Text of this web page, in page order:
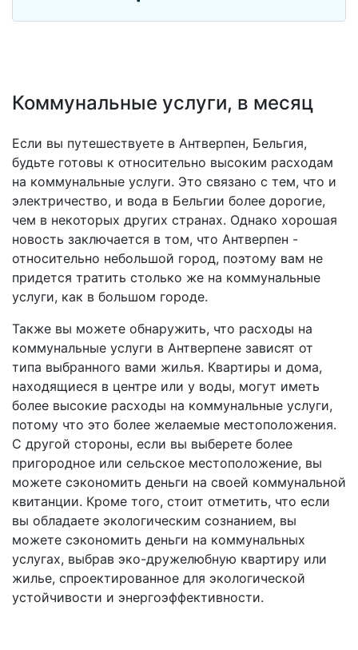
Коммунальные услуги, в месяц
Если вы путешествуете в Антверпен, Бельгия,
будьте готовы к относительно высоким расходам
на коммунальные услуги. Это связано с тем, что и
электричество, и вода в Бельгии более дорогие,
чем в некоторых других странах. Однако хорошая
новость заключается в том, что Антверпен -
относительно небольшой город, поэтому вам не
придется тратить столько же на коммунальные
услуги, как в большом городе.
Также вы можете обнаружить, что расходы на
коммунальные услуги в Антверпене зависят от
типа выбранного вами жилья. Квартиры и дома,
находящиеся в центре или у воды, могут иметь
более высокие расходы на коммунальные услуги,
потому что это более желаемые местоположения.
С другой стороны, если вы выберете более
пригородное или сельское местоположение, вы
можете сэкономить деньги на своей коммунальной
квитанции. Кроме того, стоит отметить, что если
вы обладаете экологическим сознанием, вы
можете сэкономить деньги на коммунальных
услугах, выбрав эко-дружелюбную квартиру или
жилье, спроектированное для экологической
устойчивости и энергоэффективности.